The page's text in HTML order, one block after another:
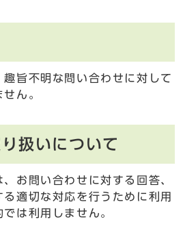
旨不明な問い合わせに対して
ん。
扱いについて
お問い合わせに対する回答、
適切な対応を行うために利用
は利用しません。